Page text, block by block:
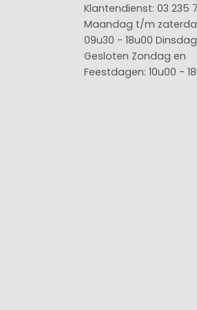
Klantendienst: 03 235
Maandag t/m
09u30 - 18u00
Gesloten Zondag en
Feestdagen: 10u00 -